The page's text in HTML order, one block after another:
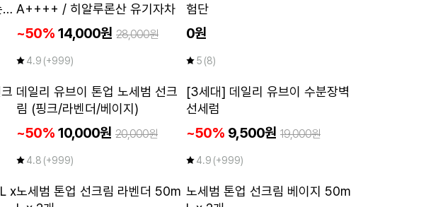
A++++ / 히알루론산 유기자차
~50% 14,000원 28,000원
4.9 (+999)
험단
0원
5 (8)
~50%
데일리 유브이 톤업 노세범 선크
림 (핑크/라벤더/베이지)
~50% 10,000원 20,000원
4.8 (+999)
2개이상
~50 %
[3세대] 데일리 유브이 수분장벽
선세럼
~50% 9,500원 19,000원
4.9 (+999)
x
50%
노세범 톤업 선크림 라벤더 50m
50%
노세범 톤업 선크림 베이지 50m